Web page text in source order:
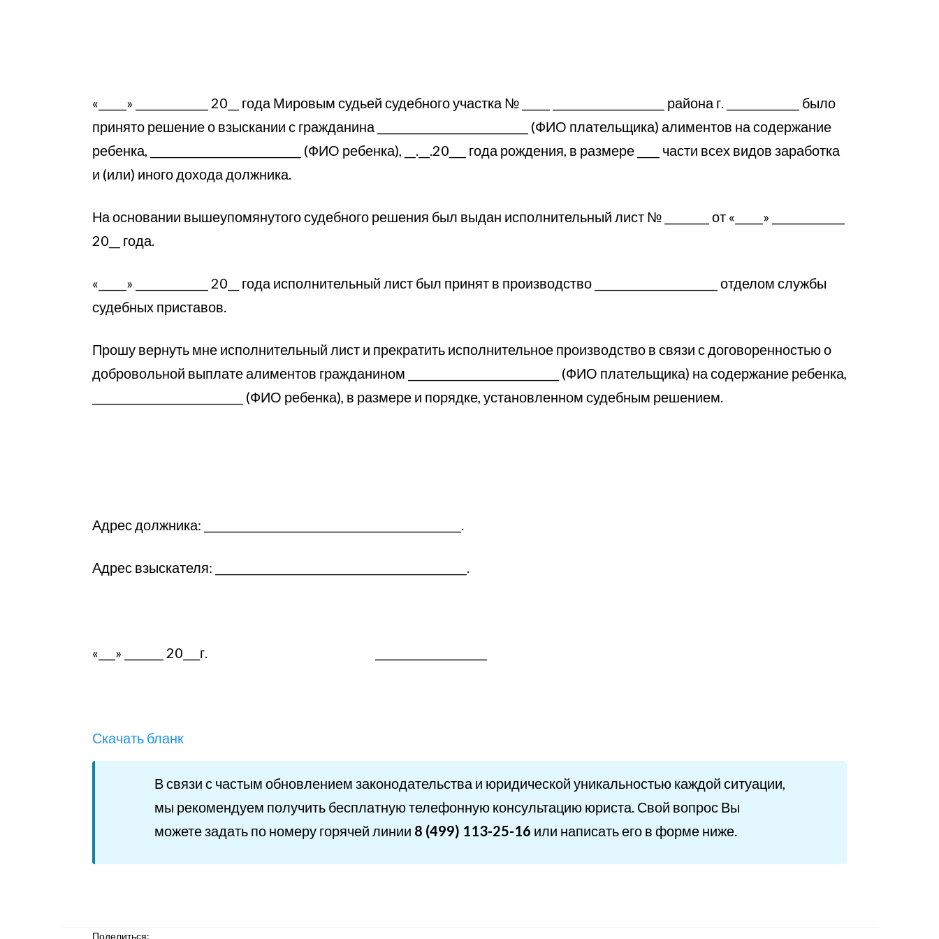
«_____» _____________ 20__ года Мировым судьей судебного участка № _____ ____________________ района г. _____________ было
принято решение о взыскании с гражданина ___________________________ (ФИО плательщика) алиментов на содержание
ребенка, ___________________________ (ФИО ребенка), __.__.20___ года рождения, в размере ____ части всех видов заработка
и (или) иного дохода должника.
На основании вышеупомянутого судебного решения был выдан исполнительный лист № ________ от «_____» _____________
20__ года.
«_____» _____________ 20__ года исполнительный лист был принят в производство ______________________ отделом службы
судебных приставов.
Прошу вернуть мне исполнительный лист и прекратить исполнительное производство в связи с договоренностью о
добровольной выплате алиментов гражданином ___________________________ (ФИО плательщика) на содержание ребенка,
___________________________ (ФИО ребенка), в размере и порядке, установленном судебным решением.
Адрес должника: ______________________________________________.
Адрес взыскателя: _____________________________________________.
«___» _______ 20___г. ____________________
Скачать бланк
В связи с частым обновлением законодательства и юридической уникальностью каждой ситуации,
мы рекомендуем получить бесплатную телефонную консультацию юриста. Свой вопрос Вы
можете задать по номеру горячей линии 8 (499) 113-25-16 или написать его в форме ниже.
Поделиться: